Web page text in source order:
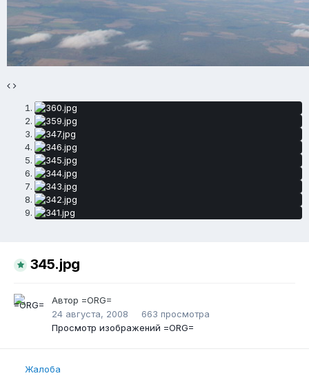
345.jpg
Автор =ORG=
24 августа, 2008
663 просмотра
Просмотр изображений =ORG=
Жалоба